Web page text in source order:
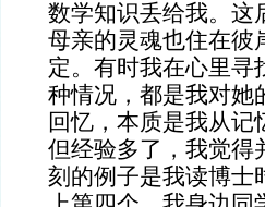
数学知识丢给我。这
母亲的灵魂也住在彼
定。有时我在心里寻
种情况，都是我对她
回忆，本质是我从
但经验多了，我觉得
刻的例子是我读博士